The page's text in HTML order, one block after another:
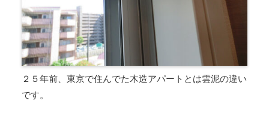
２５年前、東京で住んでた木造アパートとは雲泥の違い
です。